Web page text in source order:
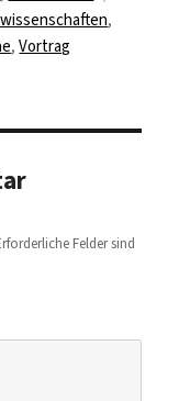
,
,Vortrag
Felder sind